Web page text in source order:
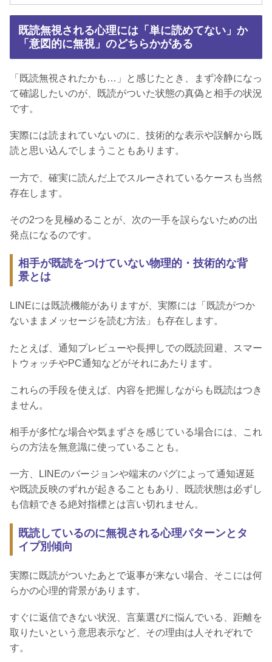
既読無視される心理には「単に読めてない」か
「意図的に無視」のどちらかがある
「既読無視されたかも…」と感じたとき、まず冷静になっ
て確認したいのが、既読がついた状態の真偽と相手の状況
です。
実際には読まれていないのに、技術的な表示や誤解から既
読と思い込んでしまうこともあります。
一方で、確実に読んだ上でスルーされているケースも当然
存在します。
その2つを見極めることが、次の一手を誤らないための出
発点になるのです。
相手が既読をつけていない物理的・技術的な背
景とは
LINEには既読機能がありますが、実際には「既読がつか
ないままメッセージを読む方法」も存在します。
たとえば、通知プレビューや長押しでの既読回避、スマー
トウォッチやPC通知などがそれにあたります。
これらの手段を使えば、内容を把握しながらも既読はつき
ません。
相手が多忙な場合や気まずさを感じている場合には、これ
らの方法を無意識に使っていることも。
一方、LINEのバージョンや端末のバグによって通知遅延
や既読反映のずれが起きることもあり、既読状態は必ずし
も信頼できる絶対指標とは言い切れません。
既読しているのに無視される心理パターンとタ
イプ別傾向
実際に既読がついたあとで返事が来ない場合、そこには何
らかの心理的背景があります。
すぐに返信できない状況、言葉選びに悩んでいる、距離を
取りたいという意思表示など、その理由は人それぞれで
す。